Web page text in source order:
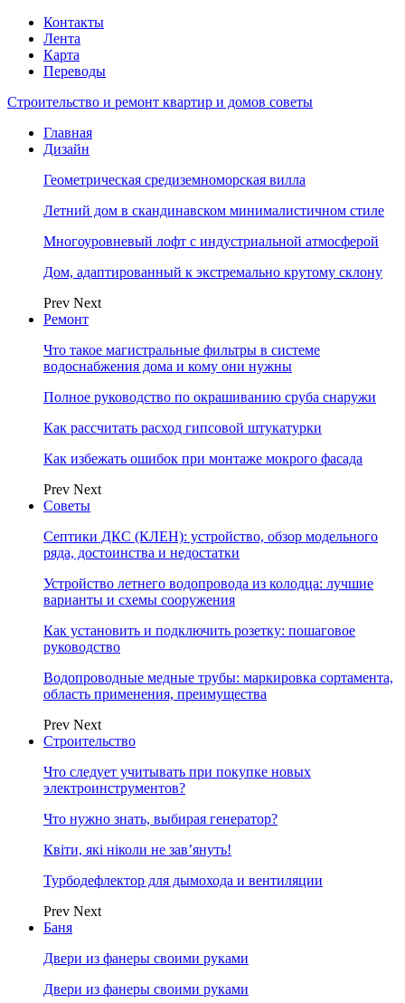
Контакты
Лента
Карта
Переводы
Строительство и ремонт квартир и домов советы
Главная
Дизайн
Геометрическая средиземноморская вилла
Летний дом в скандинавском минималистичном стиле
Многоуровневый лофт с индустриальной атмосферой
Дом, адаптированный к экстремально крутому склону
Prev Next
Ремонт
Что такое магистральные фильтры в системе
водоснабжения дома и кому они нужны
Полное руководство по окрашиванию сруба снаружи
Как рассчитать расход гипсовой штукатурки
Как избежать ошибок при монтаже мокрого фасада
Prev Next
Советы
Септики ДКС (КЛЕН): устройство, обзор модельного
ряда, достоинства и недостатки
Устройство летнего водопровода из колодца: лучшие
варианты и схемы сооружения
Как установить и подключить розетку: пошаговое
руководство
Водопроводные медные трубы: маркировка сортамента,
область применения, преимущества
Prev Next
Строительство
Что следует учитывать при покупке новых
электроинструментов?
Что нужно знать, выбирая генератор?
Квіти, які ніколи не зав’януть!
Турбодефлектор для дымохода и вентиляции
Prev Next
Баня
Двери из фанеры своими руками
Двери из фанеры своими руками